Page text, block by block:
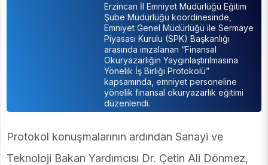
Erzincan İl Emniyet Müdürlüğü Eğitim
Şube Müdürlüğü koordinesinde,
Emniyet Genel Müdürlüğü ile Sermaye
Piyasası Kurulu (SPK) Başkanlığı
arasında imzalanan “Finansal
Okuryazarlığın Yaygınlaştırılmasına
Yönelik İş Birliği Protokolü”
kapsamında, emniyet personeline
yönelik finansal okuryazarlık eğitimi
düzenlendi.
Protokol konuşmalarının ardından Sanayi ve
Teknoloji Bakan Yardımcısı Dr. Çetin Ali Dönmez,